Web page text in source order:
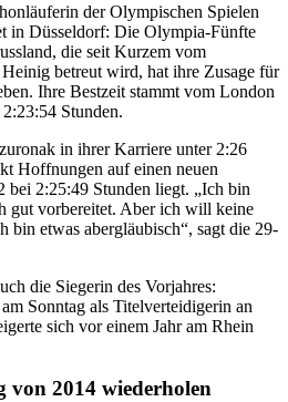
der Olympischen Spielen
in Düsseldorf: Die Olympia-Fünfte
die seit Kurzem vom
betreut wird, hat ihre Zusage für
Ihre Bestzeit stammt vom London
Stunden.
in ihrer Karriere unter 2:26
Hoffnungen auf einen neuen
bei 2:25:49 Stunden liegt. „Ich bin
gut vorbereitet. Aber ich will keine
bin etwas abergläubisch“, sagt die 29-
die Siegerin des Vorjahres:
Sonntag als Titelverteidigerin an
sich vor einem Jahr am Rhein
von 2014 wiederholen